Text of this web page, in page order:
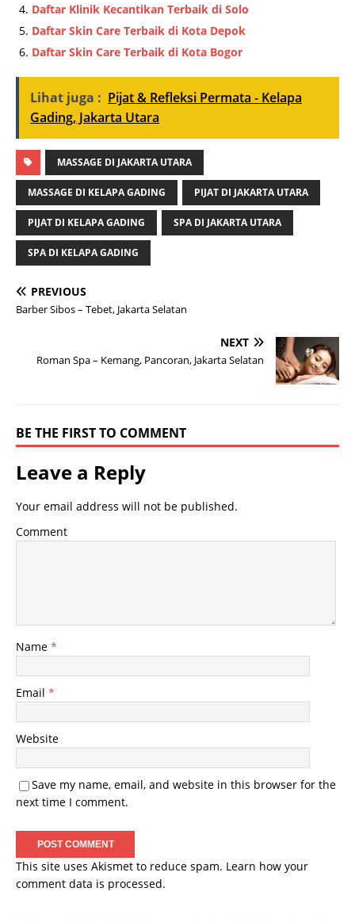
Daftar Klinik Kecantikan Terbaik di Solo
Daftar Skin Care Terbaik di Kota Depok
Daftar Skin Care Terbaik di Kota Bogor
Lihat juga : Pijat & Refleksi Permata - Kelapa
Gading, Jakarta Utara
MASSAGE DI JAKARTA UTARA
MASSAGE DI KELAPA GADING PIJAT DI JAKARTA UTARA
PIJAT DI KELAPA GADING SPA DI JAKARTA UTARA
SPA DI KELAPA GADING
PREVIOUS
Barber Sibos – Tebet, Jakarta Selatan
NEXT
Roman Spa – Kemang, Pancoran, Jakarta Selatan
BE THE FIRST TO COMMENT
Leave a Reply
Your email address will not be published.
Comment
Name *
Email *
Website
Save my name, email, and website in this browser for the
next time I comment.
This site uses Akismet to reduce spam. Learn how your
comment data is processed.